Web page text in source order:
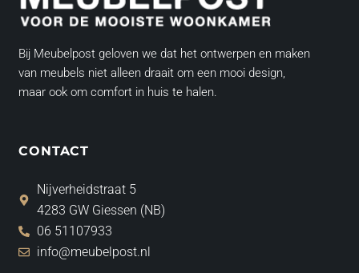
Bij Meubelpost geloven we dat het ontwerpen en maken
van meubels niet alleen draait om een mooi design,
maar ook om comfort in huis te halen.
CONTACT
Nijverheidstraat 5
4283 GW Giessen (NB)
06 51107933
info@meubelpost.nl